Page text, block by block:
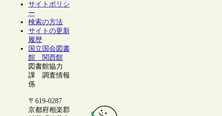
サイトポリシ
ー
検索の方法
サイトの更新
履歴
国立国会図書
館 関西館
図書館協力
課 調査情報
係
〒619-0287
京都府相楽郡